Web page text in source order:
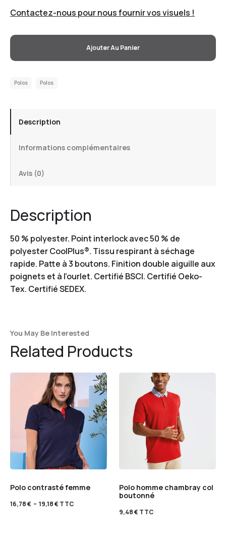
Contactez-nous pour nous fournir vos visuels !
Ajouter Au Panier
Polos Polos
Description
Informations complémentaires
Avis (0)
Description
50 % polyester. Point interlock avec 50 % de
polyester CoolPlus®. Tissu respirant à séchage
rapide. Patte à 3 boutons. Finition double aiguille aux
poignets et à l’ourlet. Certifié BSCI. Certifié Oeko-
Tex. Certifié SEDEX.
You May Be Interested
Related Products
Polo contrasté femme
16,78€ – 19,18€TTC
Polo homme chambray col
boutonné
9,48€TTC